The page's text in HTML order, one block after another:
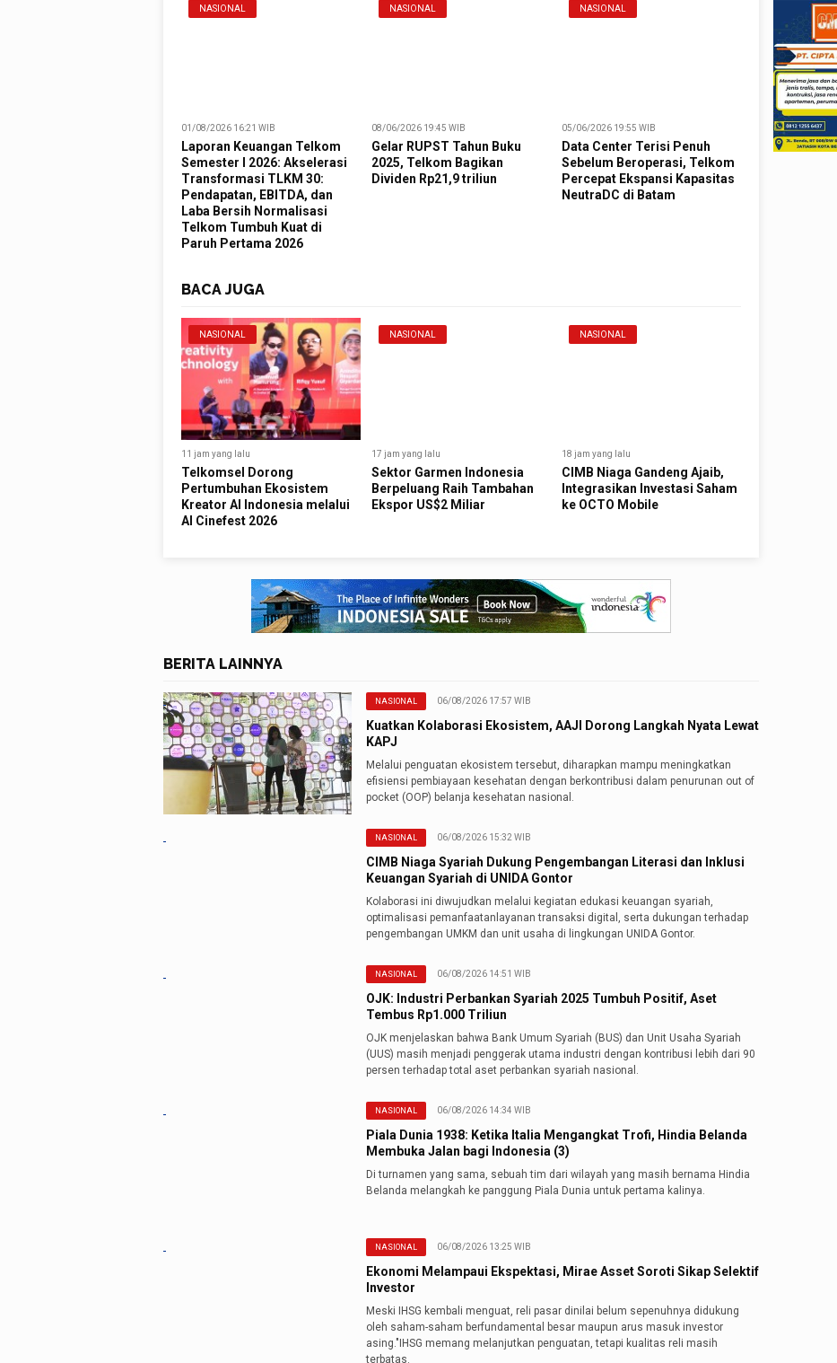
NASIONAL
01/08/2026 16:21 WIB
Laporan Keuangan Telkom
Semester I 2026: Akselerasi
Transformasi TLKM 30:
Pendapatan, EBITDA, dan
Laba Bersih Normalisasi
Telkom Tumbuh Kuat di
Paruh Pertama 2026
NASIONAL
08/06/2026 19:45 WIB
Gelar RUPST Tahun Buku
2025, Telkom Bagikan
Dividen Rp21,9 triliun
NASIONAL
05/06/2026 19:55 WIB
Data Center Terisi Penuh
Sebelum Beroperasi, Telkom
Percepat Ekspansi Kapasitas
NeutraDC di Batam
BACA JUGA
NASIONAL
11 jam yang lalu
Telkomsel Dorong
Pertumbuhan Ekosistem
Kreator AI Indonesia melalui
AI Cinefest 2026
NASIONAL
17 jam yang lalu
Sektor Garmen Indonesia
Berpeluang Raih Tambahan
Ekspor US$2 Miliar
NASIONAL
18 jam yang lalu
CIMB Niaga Gandeng Ajaib,
Integrasikan Investasi Saham
ke OCTO Mobile
BERITA LAINNYA
NASIONAL 06/08/2026 17:57 WIB
Kuatkan Kolaborasi Ekosistem, AAJI Dorong Langkah Nyata Lewat
KAPJ
Melalui penguatan ekosistem tersebut, diharapkan mampu meningkatkan
efisiensi pembiayaan kesehatan dengan berkontribusi dalam penurunan out of
pocket (OOP) belanja kesehatan nasional.
NASIONAL 06/08/2026 15:32 WIB
CIMB Niaga Syariah Dukung Pengembangan Literasi dan Inklusi
Keuangan Syariah di UNIDA Gontor
Kolaborasi ini diwujudkan melalui kegiatan edukasi keuangan syariah,
optimalisasi pemanfaatanlayanan transaksi digital, serta dukungan terhadap
pengembangan UMKM dan unit usaha di lingkungan UNIDA Gontor.
NASIONAL 06/08/2026 14:51 WIB
OJK: Industri Perbankan Syariah 2025 Tumbuh Positif, Aset
Tembus Rp1.000 Triliun
OJK menjelaskan bahwa Bank Umum Syariah (BUS) dan Unit Usaha Syariah
(UUS) masih menjadi penggerak utama industri dengan kontribusi lebih dari 90
persen terhadap total aset perbankan syariah nasional.
NASIONAL 06/08/2026 14:34 WIB
Piala Dunia 1938: Ketika Italia Mengangkat Trofi, Hindia Belanda
Membuka Jalan bagi Indonesia (3)
Di turnamen yang sama, sebuah tim dari wilayah yang masih bernama Hindia
Belanda melangkah ke panggung Piala Dunia untuk pertama kalinya.
NASIONAL 06/08/2026 13:25 WIB
Ekonomi Melampaui Ekspektasi, Mirae Asset Soroti Sikap Selektif
Investor
Meski IHSG kembali menguat, reli pasar dinilai belum sepenuhnya didukung
oleh saham-saham berfundamental besar maupun arus masuk investor
asing."IHSG memang melanjutkan penguatan, tetapi kualitas reli masih
terbatas.